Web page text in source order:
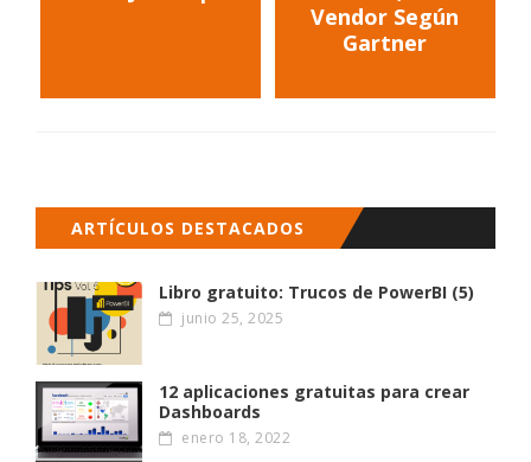
Vendor Según
Gartner
ARTÍCULOS DESTACADOS
Libro gratuito: Trucos de PowerBI (5)
junio 25, 2025
12 aplicaciones gratuitas para crear
Dashboards
enero 18, 2022